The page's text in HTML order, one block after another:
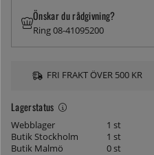
Lagerstatus
Webblager
1 st
Butik Stockholm
1 st
Butik Malmö
0 st
Önskar du rådgivning?
Ring 08-41095200
FRI FRAKT ÖVER 500 KR